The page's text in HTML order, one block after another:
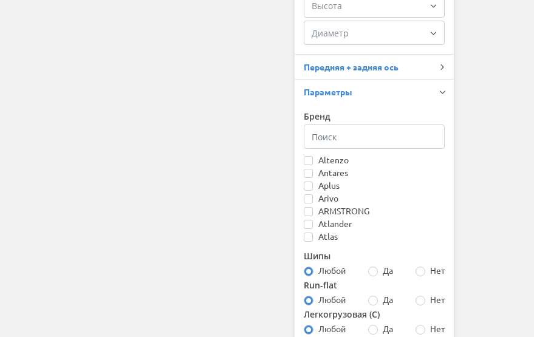
Передняя + задняя ось
Параметры
Бренд
Altenzo
Antares
Aplus
Arivo
ARMSTRONG
Atlander
Atlas
Austone
Autogreen
Barez
Bars
Barum
Bearway
Шипы
Любой Да Нет
Run-flat
Любой Да Нет
Легкогрузовая (С)
Любой Да Нет